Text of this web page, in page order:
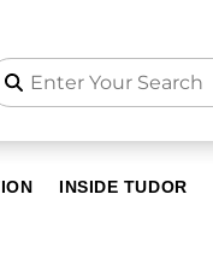
INSIDE TUDOR